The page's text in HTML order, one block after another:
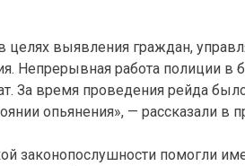
целях выявления граждан,
Непрерывная работа полиции в
За время проведения рейда
опьянения», — рассказали в
законопослушности помогли